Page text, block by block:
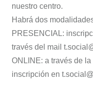
nuestro centro.
Habrá dos
PRESENCIAL:
través del mail
ONLINE: a través de
inscripción en